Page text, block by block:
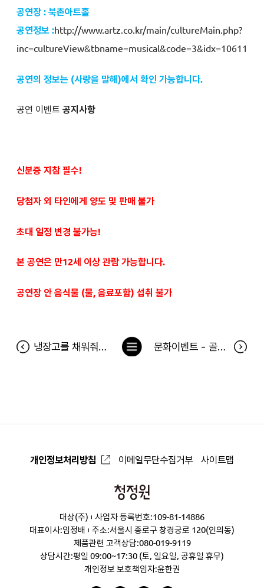
공연장 : 북촌아트홀
공연정보 :http://www.artz.co.kr/main/cultureMain.php?
inc=cultureView&tbname=musical&code=3&idx=10611
공연의 정보는 (사랑을 말해)에서 확인 가능합니다.
공연 이벤트 공지사항
신분증 지참 필수!
당첨자 외 타인에게 양도 및 판매 불가
초대 일정 변경 불가능!
본 공연은 만12세 이상 관람 가능합니다.
공연장 안 음식물 (물, 음료포함) 섭취 불가
냉장고를 채워줘 93차 당첨자 (10월22일~10월28일) 문화이벤트 - 골든타임 공연 당첨자
목
개인정보처리방침 이메일무단수집거부 사이트맵
청
원
대상(주)
사업자 등록번호:109-81-14886
대표이사:임정배
주소:서울시 종로구 창경궁로 120(인의동)
제품관련 고객상담:080-019-9119
상담시간:평일 09:00~17:30 (토, 일요일, 공휴일 휴무)
개인정보 보호책임자:윤한권